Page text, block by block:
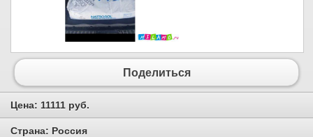
Поделиться
Цена: 11111 руб.
Страна: Россия